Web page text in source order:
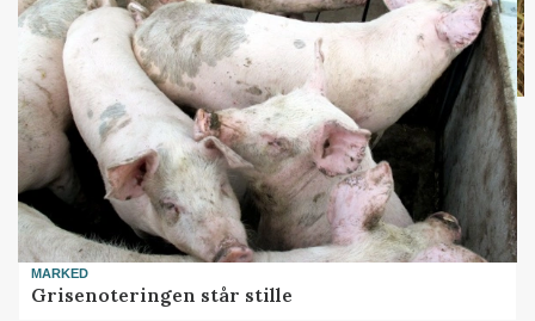
MARKED
Grisenoteringen står stille